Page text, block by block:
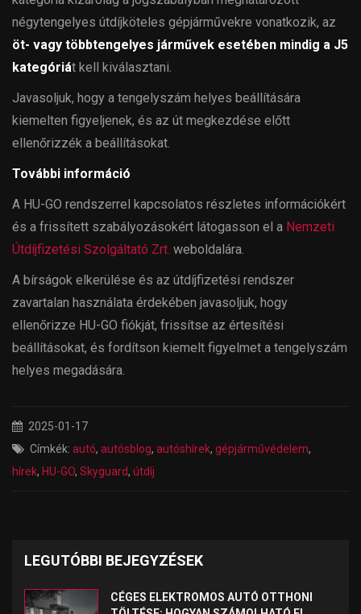
négytengelyes útdíjköteles gépjárművekre vonatkozik, az
öt- vagy többtengelyes járművek esetében mindig a J5
kategóriát kell kiválasztani.
Javasoljuk, hogy a tengelyszám helyes beállítására
kiemelten figyeljenek, és az út megkezdése előtt
ellenőrizzék a beállításokat.
További információ
A HU-GO rendszerrel kapcsolatos részletes információkért
és a frissített szabályozásokért látogasson el a Nemzeti
Útdíjfizetési Szolgáltató Zrt. weboldalára.
A bírságok elkerülése és az útdíjfizetési rendszer
zavartalan használata érdekében javasoljuk, hogy
ellenőrizze HU-GO fiókját, frissítse az értesítési
beállításokat, és fordítson kiemelt figyelmet a tengelyszám
helyes megadására.
2025-01-17
Címkék: autó, autósblog, autóshírek, gépjárművédelem,
hírek, HU-GO, Skyguard, útdíj
LEGUTÓBBI BEJEGYZÉSEK
CÉGES ELEKTROMOS AUTÓ OTTHONI